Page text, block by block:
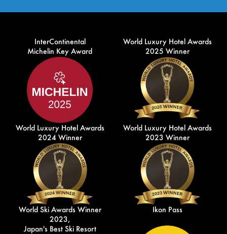
InterContinental
Michelin Key Award
World Luxury Hotel Awards
2025 Winner
World Luxury Hotel Awards
2024 Winner
World Luxury Hotel Awards
2023 Winner
World Ski Awards Winner
2023,
Japan's Best Ski Resort
Ikon Pass